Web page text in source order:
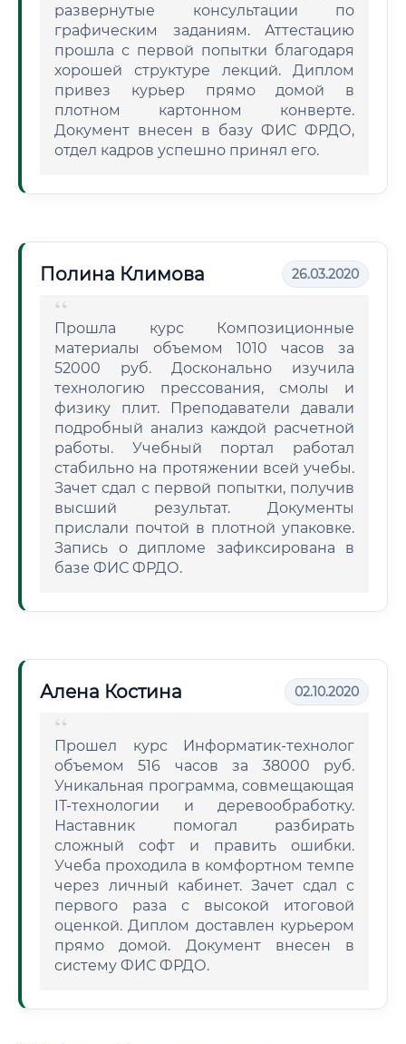
развернутые консультации по
графическим заданиям. Аттестацию
прошла с первой попытки благодаря
хорошей структуре лекций. Диплом
привез курьер прямо домой в
плотном картонном конверте.
Документ внесен в базу ФИС ФРДО,
отдел кадров успешно принял его.
Полина Климова 26.03.2020
Прошла курс Композиционные
материалы объемом 1010 часов за
52000 руб. Досконально изучила
технологию прессования, смолы и
физику плит. Преподаватели давали
подробный анализ каждой расчетной
работы. Учебный портал работал
стабильно на протяжении всей учебы.
Зачет сдал с первой попытки, получив
высший результат. Документы
прислали почтой в плотной упаковке.
Запись о дипломе зафиксирована в
базе ФИС ФРДО.
Алена Костина 02.10.2020
Прошел курс Информатик-технолог
объемом 516 часов за 38000 руб.
Уникальная программа, совмещающая
IT-технологии и деревообработку.
Наставник помогал разбирать
сложный софт и править ошибки.
Учеба проходила в комфортном темпе
через личный кабинет. Зачет сдал с
первого раза с высокой итоговой
оценкой. Диплом доставлен курьером
прямо домой. Документ внесен в
систему ФИС ФРДО.